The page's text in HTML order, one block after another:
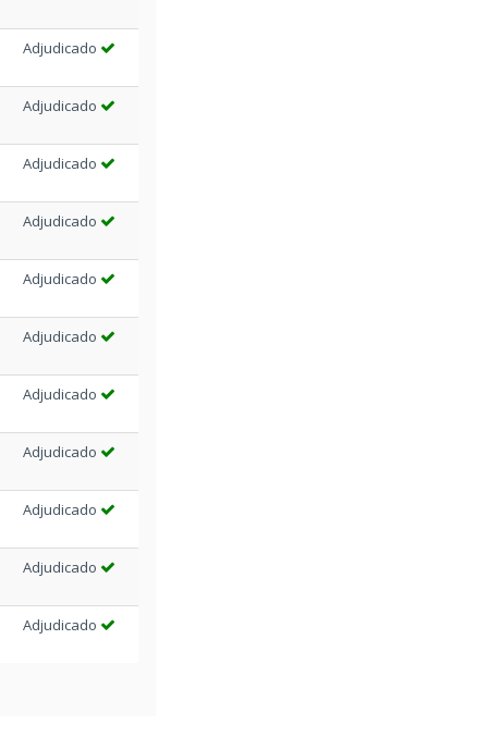
Adjudicado
Adjudicado
Adjudicado
Adjudicado
Adjudicado
Adjudicado
Adjudicado
Adjudicado
Adjudicado
Adjudicado
Adjudicado